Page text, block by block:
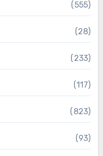
(555)
(28)
(233)
(117)
(823)
(93)